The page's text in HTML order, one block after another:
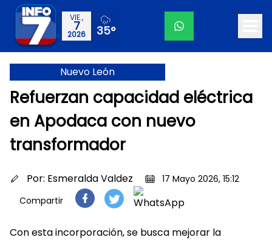
VIE.,
7
2026 35°
Nuevo León
Refuerzan capacidad eléctrica
en Apodaca con nuevo
transformador
Por: Esmeralda Valdez
17 Mayo 2026, 15:12
Compartir
Con esta incorporación, se busca mejorar la